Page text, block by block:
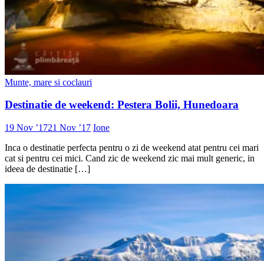
Munte, mare si coclauri
Destinatie de weekend: Pestera Bolii, Hunedoara
19 Nov ’1721 Nov ’17 Ione
Inca o destinatie perfecta pentru o zi de weekend atat pentru cei mari
cat si pentru cei mici. Cand zic de weekend zic mai mult generic, in
ideea de destinatie […]